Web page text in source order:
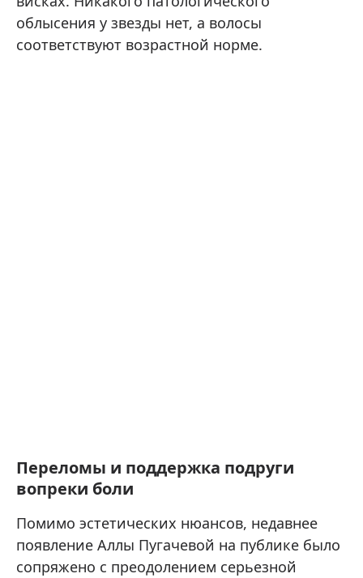
облысения у звезды нет, а волосы
соответствуют возрастной норме.
Переломы и поддержка подруги
вопреки боли
Помимо эстетических нюансов, недавнее
появление Аллы Пугачевой на публике было
сопряжено с преодолением серьезной